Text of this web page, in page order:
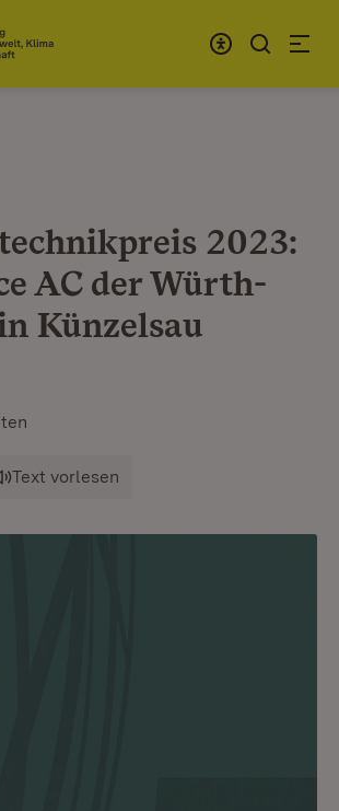
2023:
AC der Würth-
Künzelsau
Text vorlesen